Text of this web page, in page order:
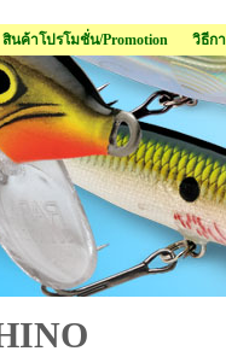
สินค้าโปรโมชั่น/Promotion วิธีก